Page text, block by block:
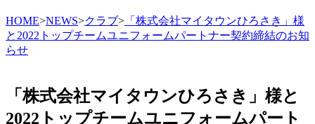
HOME>NEWS>クラブ> 「株式会社マイタウンひろさき」様
と2022トップチームユニフォームパートナー契約締結のお知
らせ
「株式会社マイタウンひろさき」様と
2022トップチームユニフォームパート